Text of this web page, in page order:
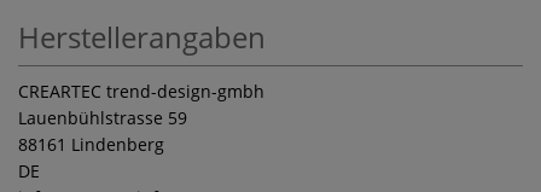
Herstellerangaben
CREARTEC trend-design-gmbh
Lauenbühlstrasse 59
88161 Lindenberg
DE